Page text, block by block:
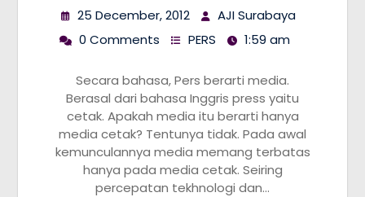
25 December, 2012
AJI Surabaya
0 Comments
PERS 1:59 am
Secara bahasa, Pers berarti media.
Berasal dari bahasa Inggris press yaitu
cetak. Apakah media itu berarti hanya
media cetak? Tentunya tidak. Pada awal
kemunculannya media memang terbatas
hanya pada media cetak. Seiring
percepatan tekhnologi dan…